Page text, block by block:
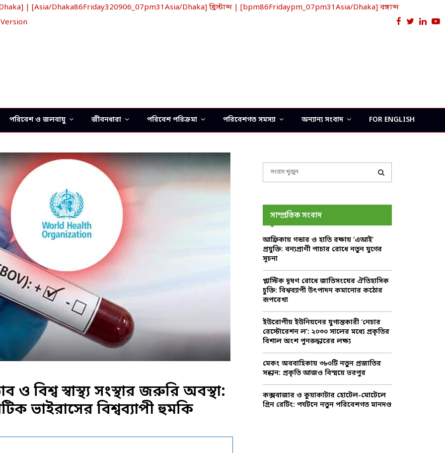
| [Asia/Dhaka86Friday320906_07pm31Asia/Dhaka] খ্রিস্টাব্দ | [bpm86Fridaypm_07pm31Asia/Dhaka] বঙ্গাব্দ
Facebook
Twitter
পরিবেশ ও জলবায়ু জীবনধারা পরিবেশ পরিক্রমা পরিবেশগত সমস্যা অন্যান্য সংবাদ FOR ENGLISH
ও বিশ্ব স্বাস্থ্য সংস্থার জরুরি অবস্থা:
ভাইরাসের বিশ্বব্যাপী হুমকি
o
r
:
R
C
H
সাম্প্রতিক সংবাদ
আফ্রিকায় গন্ডার ও হাতি রক্ষায় ‘এআই’
প্রযুক্তি: বন্যপ্রাণী পাচার রোধে নতুন যুগের
সূচনা
প্লাস্টিক দূষণ রোধে জাতিসংঘের ঐতিহাসিক
চুক্তি: বিশ্বব্যাপী উৎপাদন কমানোর কঠোর
রূপরেখা
ইউরোপীয় ইউনিয়নের যুগান্তকারী ‘নেচার
রেস্টোরেশন ল’: ২০৩০ সালের মধ্যে প্রকৃতির
বিশাল অংশ পুনরুদ্ধারের লক্ষ্য
মেকং অববাহিকায় ৩৮০টি নতুন প্রজাতির
সন্ধান: প্রকৃতি আজও বিস্ময়ে ভরপুর
কক্সবাজার ও কুয়াকাটার হোটেল-মোটেলে
গ্রিন রেটিং: পর্যটনে নতুন পরিবেশগত মানদণ্ড